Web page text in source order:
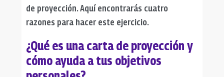
de proyección. Aquí encontrarás cuatro
razones para hacer este ejercicio.
¿Qué es una carta de proyección y
cómo ayuda a tus objetivos